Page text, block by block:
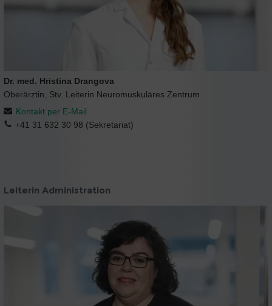
Dr. med. Hristina Drangova
Oberärztin, Stv. Leiterin Neuromuskuläres Zentrum
Kontakt per E-Mail
+41 31 632 30 98 (Sekretariat)
Leiterin Administration